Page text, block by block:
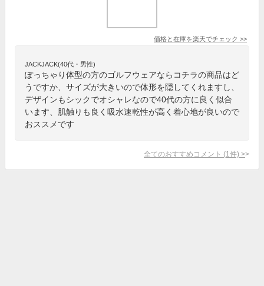
価格と在庫を楽天でチェック >>
JACKJACK(40代・男性)
ぽっちゃり体型の方のゴルフウェアならコチラの商品はど
うですか、サイズが大きいので体形を隠してくれますし、
デザインもシックでオシャレなので40代の方に良く似合
います、肌触りも良く吸水速乾性が高く着心地が良いので
おススメです
全てのおすすめコメント (1 件) >